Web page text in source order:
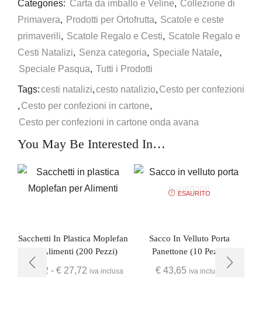
Categories: Carta da imballo e Veline, Collezione di
Primavera, Prodotti per Ortofrutta, Scatole e ceste
primaverili, Scatole Regalo e Cesti, Scatole Regalo e
Cesti Natalizi, Senza categoria, Speciale Natale,
Speciale Pasqua, Tutti i Prodotti
Tags:cesti natalizi,cesto natalizio, Cesto per confezioni
, Cesto per confezioni in cartone,
Cesto per confezioni in cartone onda avana
You May Be Interested In…
Sacchetti In Plastica Moplefan
Per Alimenti (200 Pezzi)
9,52 - €27,72 iva inclusa
ESAURITO
Sacco In Velluto Porta
Panettone (10 Pezzi)
€ 43,65 iva inclusa